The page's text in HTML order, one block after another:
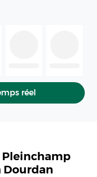
réel
Pleinchamp
Dourdan